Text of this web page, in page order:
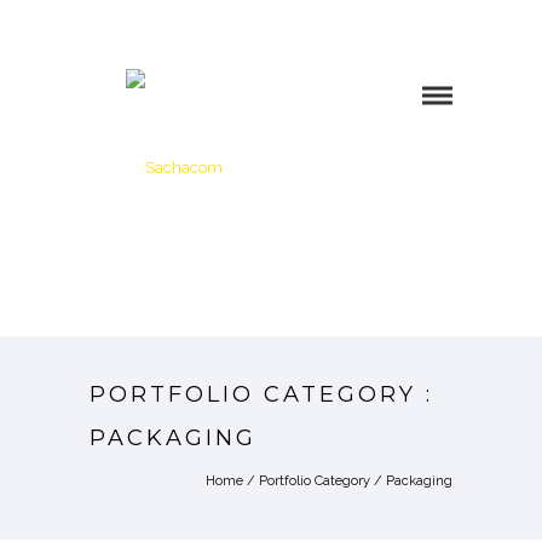
PORTFOLIO CATEGORY :
PACKAGING
Home / Portfolio Category / Packaging